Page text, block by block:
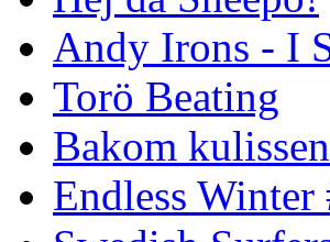
Andy Irons - I
Torö Beating
Bakom
Endless Winter